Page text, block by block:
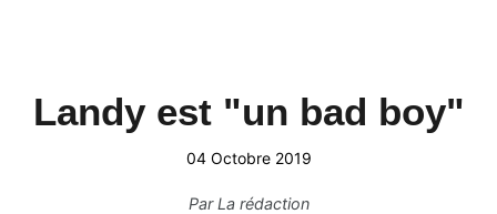
Landy est "un bad boy"
04 Octobre 2019
ParLa rédaction